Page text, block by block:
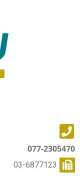
077-2305470
03-6877123